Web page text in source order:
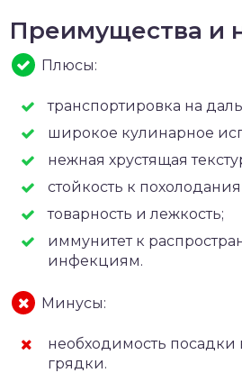
Преимущества и
Плюсы:
транспортировка на
широкое кулинарное
нежная хрустящая
стойкость к
товарность и лежкость;
иммунитет к
инфекциям.
Минусы:
необходимость
грядки.